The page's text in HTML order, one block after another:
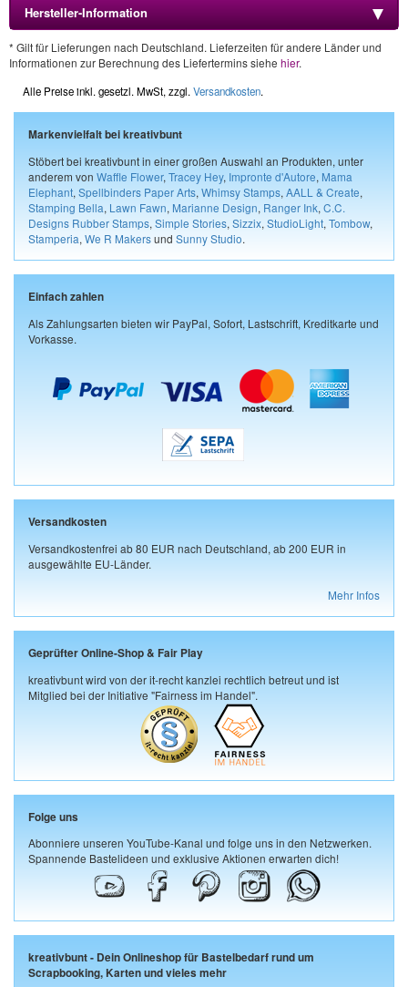
Hersteller-Information
* Gilt für Lieferungen nach Deutschland. Lieferzeiten für andere Länder und
Informationen zur Berechnung des Liefertermins siehe hier.
Alle Preise inkl. gesetzl. MwSt, zzgl. Versandkosten.
Markenvielfalt bei kreativbunt
Stöbert bei kreativbunt in einer großen Auswahl an Produkten, unter
anderem von Waffle Flower, Tracey Hey, Impronte d'Autore, Mama
Elephant, Spellbinders Paper Arts, Whimsy Stamps, AALL & Create,
Stamping Bella, Lawn Fawn, Marianne Design, Ranger Ink, C.C.
Designs Rubber Stamps, Simple Stories, Sizzix, StudioLight, Tombow,
Stamperia, We R Makersund Sunny Studio.
Einfach zahlen
Als Zahlungsarten bieten wir PayPal, Sofort, Lastschrift, Kreditkarte und
Vorkasse.
Versandkosten
Versandkostenfrei ab 80 EUR nach Deutschland, ab 200 EUR in
ausgewählte EU-Länder.
Mehr Infos
Geprüfter Online-Shop & Fair Play
kreativbunt wird von der it-recht kanzlei rechtlich betreut und ist
Mitglied bei der Initiative "Fairness im Handel".
Folge uns
Abonniere unseren YouTube-Kanal und folge uns in den Netzwerken.
Spannende Bastelideen und exklusive Aktionen erwarten dich!
kreativbunt - Dein Onlineshop für Bastelbedarf rund um
Scrapbooking, Karten und vieles mehr